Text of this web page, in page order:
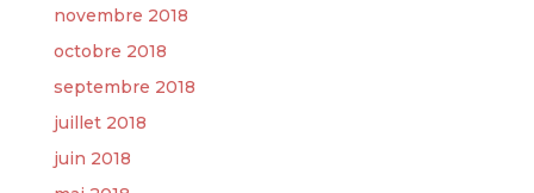
novembre 2018
octobre 2018
septembre 2018
juillet 2018
juin 2018